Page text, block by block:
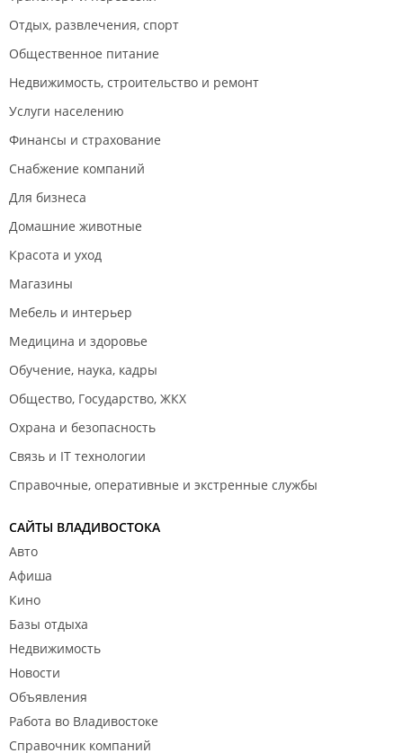
Отдых, развлечения, спорт
Общественное питание
Недвижимость, строительство и ремонт
Услуги населению
Финансы и страхование
Снабжение компаний
Для бизнеса
Домашние животные
Красота и уход
Магазины
Мебель и интерьер
Медицина и здоровье
Обучение, наука, кадры
Общество, Государство, ЖКХ
Охрана и безопасность
Связь и IT технологии
Справочные, оперативные и экстренные службы
САЙТЫ ВЛАДИВОСТОКА
Авто
Афиша
Кино
Базы отдыха
Недвижимость
Новости
Объявления
Работа во Владивостоке
Справочник компаний